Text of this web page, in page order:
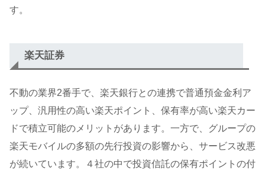
す。
楽天証券
不動の業界2番手で、楽天銀行との連携で普通預金金利ア
ップ、汎用性の高い楽天ポイント、保有率が高い楽天カー
ドで積立可能のメリットがあります。一方で、グループの
楽天モバイルの多額の先行投資の影響から、サービス改悪
が続いています。４社の中で投資信託の保有ポイントの付